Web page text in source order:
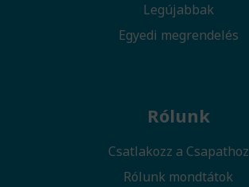
Legújabbak
Egyedi megrendelés
Rólunk
Csatlakozz a Csapathoz
Rólunk mondtátok